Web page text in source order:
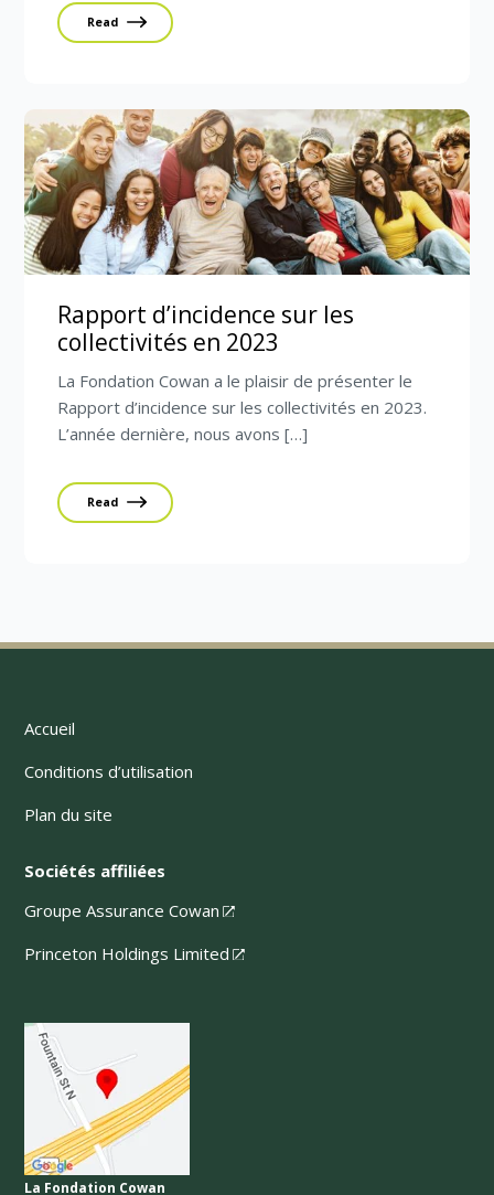
Read
Rapport d’incidence sur les
collectivités en 2023
La Fondation Cowan a le plaisir de présenter le
Rapport d’incidence sur les collectivités en 2023.
L’année dernière, nous avons […]
Read
Accueil
Conditions d’utilisation
Plan du site
Sociétés affiliées
Groupe Assurance Cowan
Princeton Holdings Limited
La Fondation Cowan